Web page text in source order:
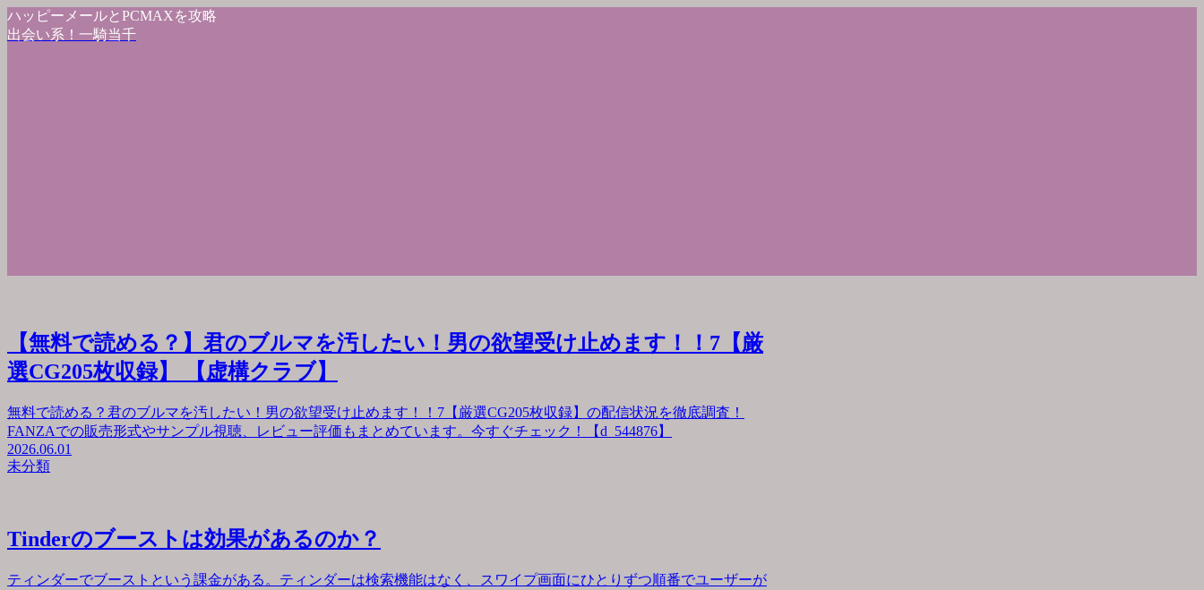
ハッピーメールとPCMAXを攻略
出会い系！一騎当千
【無料で読める？】君のブルマを汚したい！男の欲望受け止めます！！7【厳
選CG205枚収録】 【虚構クラブ】
無料で読める？君のブルマを汚したい！男の欲望受け止めます！！7【厳選CG205枚収録】の配信状況を徹底調査！
FANZAでの販売形式やサンプル視聴、レビュー評価もまとめています。今すぐチェック！【d_544876】
2026.06.01
未分類
Tinderのブーストは効果があるのか？
ティンダーでブーストという課金がある。ティンダーは検索機能はなく、スワイプ画面にひとりずつ順番でユーザーが